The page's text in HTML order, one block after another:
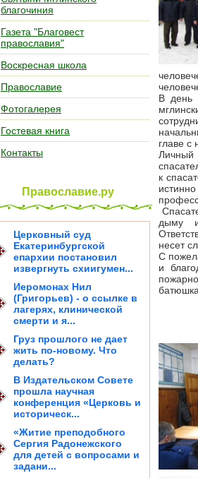
благочиния
Газета "Благовест
православия"
Воскресная школа
Православие
Фотогалерея
Гостевая книга
Контакты
Православие.ру
Церковный суд
Екатеринбургской
епархии постановил
извергнуть схиигумен...
Иеромонах Нил
(Григорьев) - о ссылке в
лагерях, клинической
смерти и я...
Груз прошлого не дает
жить по-новому. Что
делать?
В Издательском Совете
прошла научная
конференция «Церковь и
историческ...
«Житие преподобного
Сергия Радонежского
для детей с вопросами и
задани...
В день
главе с
Личный
к
дыму и
несет
С
и